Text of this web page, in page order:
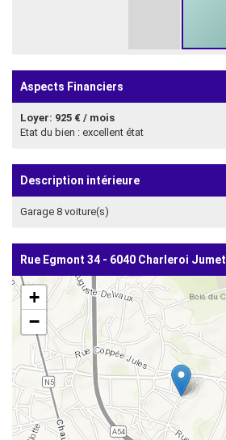
Aspects Financiers
Loyer: 925 € / mois
Etat du bien : excellent état
Description intérieure
Garage 8 voiture(s)
Rue Egmont 34 - 6040 Charleroi Jumet
+
−